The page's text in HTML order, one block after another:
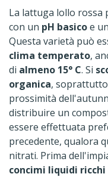
La lattuga lollo rossa
con un pH basicoe
Questa varietà può
clima temperato,
di almeno 15° C. Si
organica,
prossimità
distribuire un
essere effettuata
precedente, qualora
nitrati. Prima
concimi liquidi